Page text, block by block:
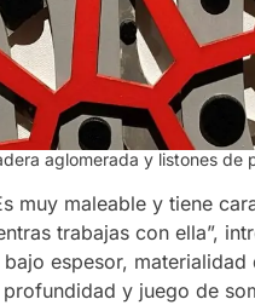
aglomerada y listones de
muy maleable y tiene
trabajas con ella”,
espesor,
y juego de